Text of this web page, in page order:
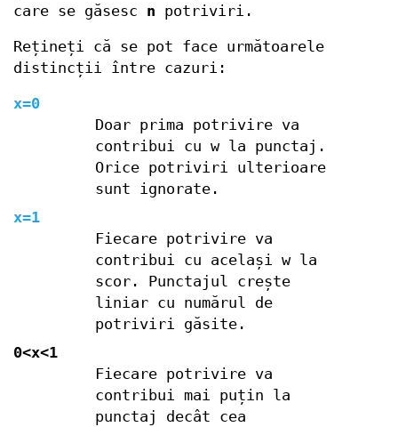
care se găsesc n potriviri.
Rețineți că se pot face următoarele
distincții între cazuri:
x=0
Doar prima potrivire va
contribui cu w la punctaj.
Orice potriviri ulterioare
sunt ignorate.
x=1
Fiecare potrivire va
contribui cu același w la
scor. Punctajul crește
liniar cu numărul de
potriviri găsite.
0<x<1
Fiecare potrivire va
contribui mai puțin la
punctaj decât cea